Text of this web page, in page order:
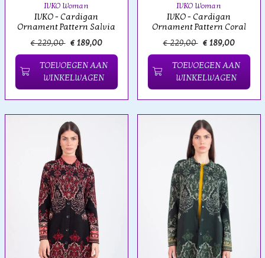
IVKO Woman
IVKO - Cardigan
Ornament Pattern Salvia
€ 229,00 € 189,00
TOEVOEGEN AAN
WINKELWAGEN
IVKO Woman
IVKO - Cardigan
Ornament Pattern Coral
€ 229,00 € 189,00
TOEVOEGEN AAN
WINKELWAGEN